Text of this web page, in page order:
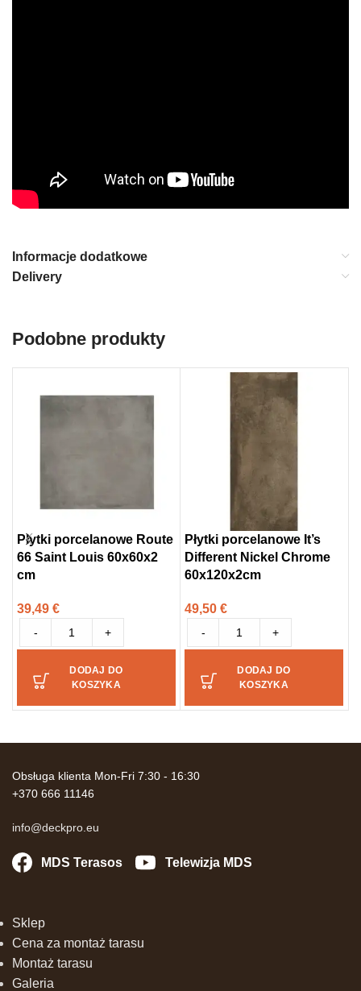
Informacje dodatkowe
Delivery
Podobne produkty
Płytki porcelanowe Route
66 Saint Louis 60x60x2
cm
39,49 €
- +
DODAJ DO
KOSZYKA
Płytki porcelanowe It’s
Different Nickel Chrome
60x120x2cm
49,50 €
- +
DODAJ DO
KOSZYKA
Obsługa klienta Mon-Fri 7:30 - 16:30
+370 666 11146
info@deckpro.eu
MDS Terasos Telewizja MDS
Sklep
Cena za montaż tarasu
Montaż tarasu
Galeria